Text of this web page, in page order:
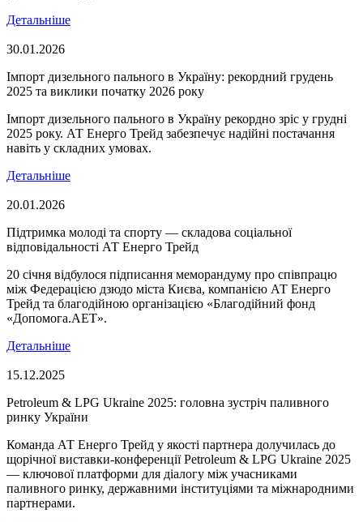
Детальніше
30.01.2026
Імпорт дизельного пального в Україну: рекордний грудень
2025 та виклики початку 2026 року
Імпорт дизельного пального в Україну рекордно зріс у грудні
2025 року. АТ Енерго Трейд забезпечує надійні постачання
навіть у складних умовах.
Детальніше
20.01.2026
Підтримка молоді та спорту — складова соціальної
відповідальності АТ Енерго Трейд
20 січня відбулося підписання меморандуму про співпрацю
між Федерацією дзюдо міста Києва, компанією АТ Енерго
Трейд та благодійною організацією «Благодійний фонд
«Допомога.AET».
Детальніше
15.12.2025
Petroleum & LPG Ukraine 2025: головна зустріч паливного
ринку України
Команда АТ Енерго Трейд у якості партнера долучилась до
щорічної виставки-конференції Petroleum & LPG Ukraine 2025
— ключової платформи для діалогу між учасниками
паливного ринку, державними інституціями та міжнародними
партнерами.